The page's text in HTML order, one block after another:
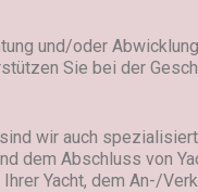
und/oder
Sie bei der
wir auch
dem Abschluss von
Yacht, dem An-/